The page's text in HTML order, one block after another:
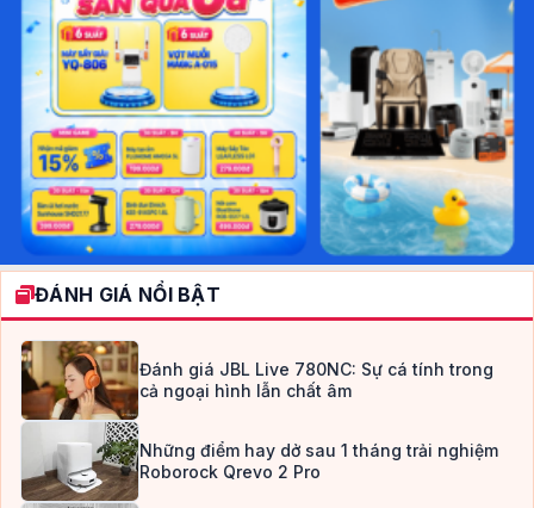
ĐÁNH GIÁ NỔI BẬT
Đánh giá JBL Live 780NC: Sự cá tính trong
cả ngoại hình lẫn chất âm
Những điểm hay dở sau 1 tháng trải nghiệm
Roborock Qrevo 2 Pro